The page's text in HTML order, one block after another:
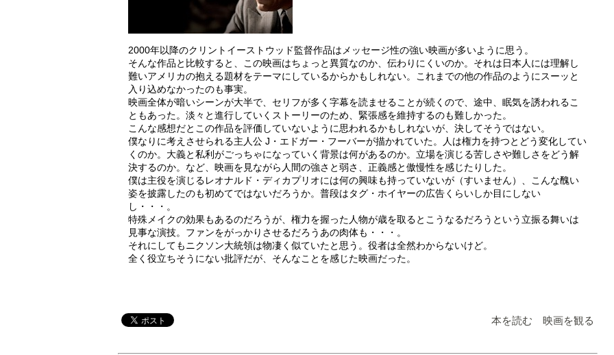
2000年以降のクリントイーストウッド監督作品はメッセージ性の強い映画が多いように思う。
そんな作品と比較すると、この映画はちょっと異質なのか、伝わりにくいのか。それは日本人には理解し
難いアメリカの抱える題材をテーマにしているからかもしれない。これまでの他の作品のようにスーッと
入り込めなかったのも事実。
映画全体が暗いシーンが大半で、セリフが多く字幕を読ませることが続くので、途中、眠気を誘われるこ
ともあった。淡々と進行していくストーリーのため、緊張感を維持するのも難しかった。
こんな感想だとこの作品を評価していないように思われるかもしれないが、決してそうではない。
僕なりに考えさせられる主人公 J・エドガー・フーバーが描かれていた。人は権力を持つとどう変化してい
くのか。大義と私利がごっちゃになっていく背景は何があるのか。立場を演じる苦しさや難しさをどう解
決するのか。など、映画を見ながら人間の強さと弱さ、正義感と傲慢性を感じたりした。
僕は主役を演じるレオナルド・ディカプリオには何の興味も持っていないが（すいません）、こんな醜い
姿を披露したのも初めてではないだろうか。普段はタグ・ホイヤーの広告くらいしか目にしない
し・・・。
特殊メイクの効果もあるのだろうが、権力を握った人物が歳を取るとこうなるだろうという立振る舞いは
見事な演技。ファンをがっかりさせるだろうあの肉体も・・・。
それにしてもニクソン大統領は物凄く似ていたと思う。役者は全然わからないけど。
全く役立ちそうにない批評だが、そんなことを感じた映画だった。
本を読む 映画を観る